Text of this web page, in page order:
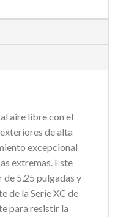
aire libre con el
de alta
excepcional
extremas. Este
5,25 pulgadas y
de la Serie XC de
para resistir la